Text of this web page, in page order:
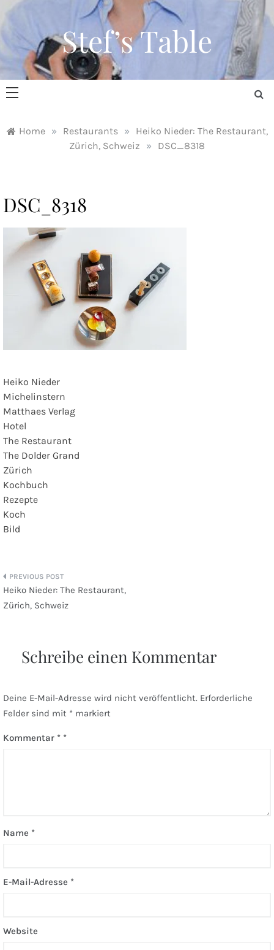
Skip
content
Stef’s Table
Home » Restaurants »
Heiko Nieder: The Restaurant,
Zürich, Schweiz
» DSC_8318
DSC_8318
Heiko Nieder
Michelinstern
Matthaes Verlag
Hotel
The Restaurant
The Dolder Grand
Zürich
Kochbuch
Rezepte
Koch
Bild
Beitragsnavigation
Heiko Nieder: The Restaurant,
Zürich, Schweiz
Schreibe einen Kommentar
Deine E-Mail-Adresse wird nicht veröffentlicht. Erforderliche
Felder sind mit * markiert
Kommentar *
Name *
E-Mail-Adresse *
Website